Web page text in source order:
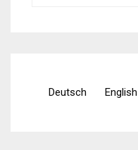
Deutsch English